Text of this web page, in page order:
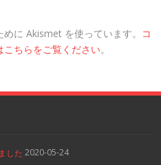
に Akismet を使っています。 コ
こちらをご覧ください。
した 2020-05-24